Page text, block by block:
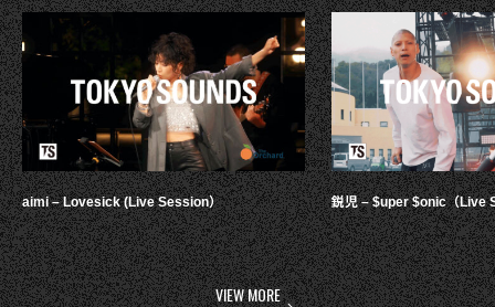
aimi – Lovesick (Live Session） 鋭児 – $uper $onic（Live
VIEW MORE